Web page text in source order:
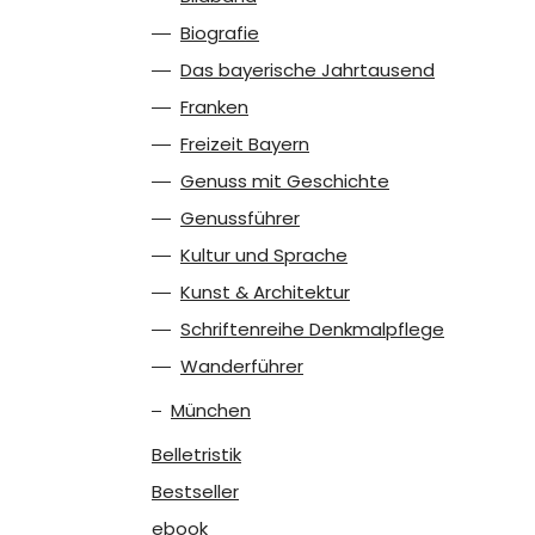
Biografie
Das bayerische Jahrtausend
Franken
Freizeit Bayern
Genuss mit Geschichte
Genussführer
Kultur und Sprache
Kunst & Architektur
Schriftenreihe Denkmalpflege
Wanderführer
München
Belletristik
Bestseller
ebook